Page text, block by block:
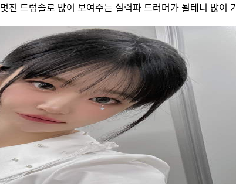
진 드럼솔로 많이 보여주는 실력파 드러머가 될테니 많이